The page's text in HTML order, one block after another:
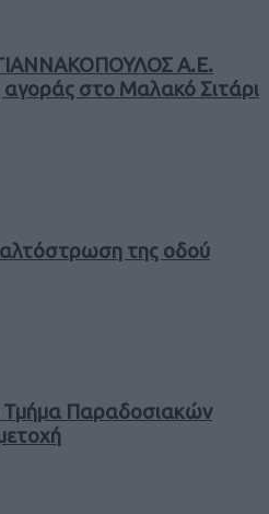
Α.Ε.
αγοράς στο Μαλακό Σιτάρι
της οδού
Παραδοσιακών